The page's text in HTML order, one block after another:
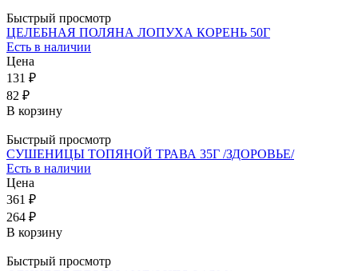
Быстрый просмотр
ЦЕЛЕБНАЯ ПОЛЯНА ЛОПУХА КОРЕНЬ 50Г
Есть в наличии
Цена
131 ₽
82 ₽
В корзину
Быстрый просмотр
СУШЕНИЦЫ ТОПЯНОЙ ТРАВА 35Г /ЗДОРОВЬЕ/
Есть в наличии
Цена
361 ₽
264 ₽
В корзину
Быстрый просмотр